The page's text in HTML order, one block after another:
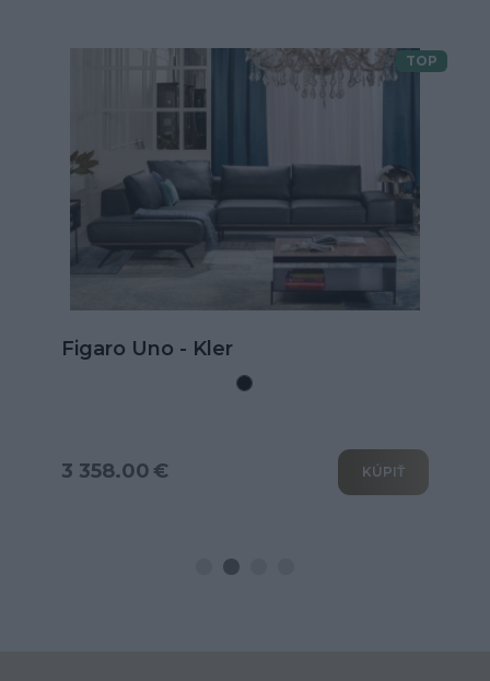
TOP
Doprava zdarma
Kožená rohová sedačka Goya s
rozkladom na spanie
3 802.00 € KÚPIŤ